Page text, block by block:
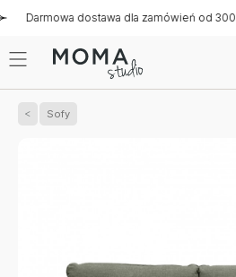
dostawa dla zamówień od 300 zł
Sofy